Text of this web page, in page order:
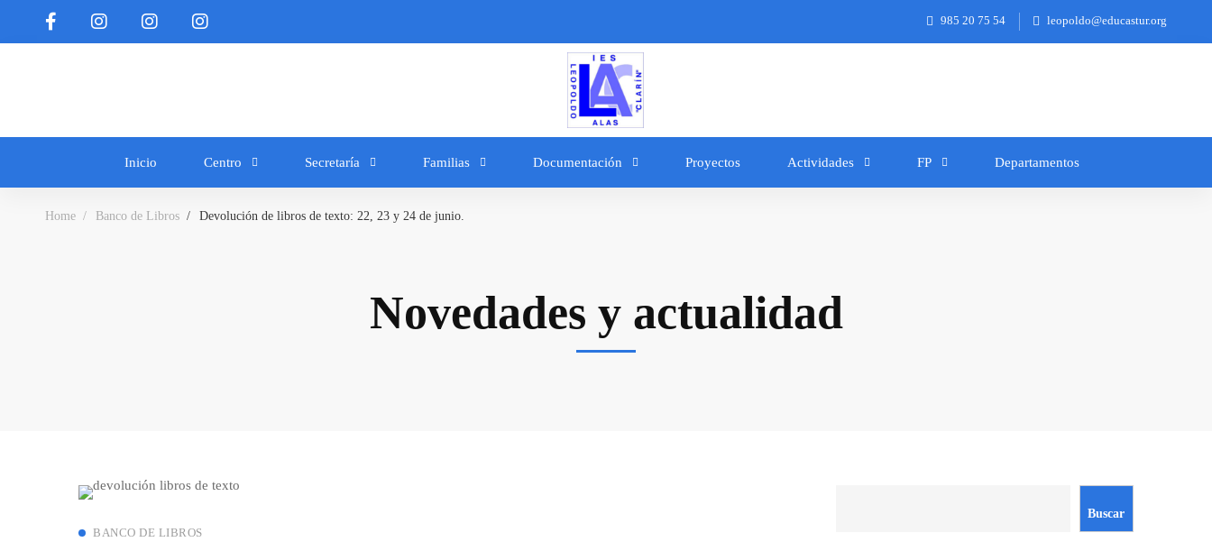
985 20 75 54 leopoldo@educastur.org
Inicio Centro Secretaría Familias Documentación Proyectos Actividades FP Departamentos
Home Banco de Libros Devolución de libros de texto: 22, 23 y 24 de junio.
Novedades y actualidad
BANCO DE LIBROS
Buscar